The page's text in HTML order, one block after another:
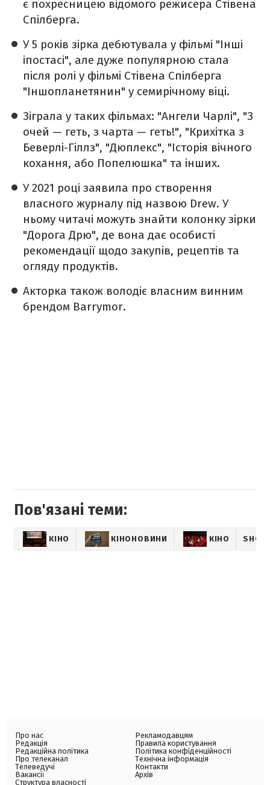
є похресницею відомого режисера Стівена
Спілберга.
У 5 років зірка дебютувала у фільмі "Інші
іпостасі", але дуже популярною стала
після ролі у фільмі Стівена Спілберга
"Іншопланетянин" у семирічному віці.
Зіграла у таких фільмах: "Ангели Чарлі", "З
очей — геть, з чарта — геть!", "Крихітка з
Беверлі-Гіллз", "Дюплекс", "Історія вічного
кохання, або Попелюшка" та інших.
У 2021 році заявила про створення
власного журналу під назвою Drew. У
ньому читачі можуть знайти колонку зірки
"Дорога Дрю", де вона дає особисті
рекомендації щодо закупів, рецептів та
огляду продуктів.
Акторка також володіє власним винним
брендом Barrymor.
Пов'язані теми:
КІНО КІНОНОВИНИ КІНО
Про нас
Редакція
Редакційна політика
Про телеканал
Телеведучі
Вакансії
Структура власності
Рекламодавцям
Правила користування
Політика конфіденційності
Технічна інформація
Контакти
Архів